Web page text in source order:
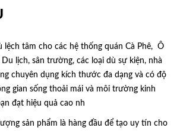
lệch tâm cho các hệ thống quán Cà Phê, Ô
lịch, sân trường, các loại dù sự kiện, nhà
chuyên dụng kích thước đa dạng và có độ
gian sống thoải mái và môi trường kinh
đạt hiệu quả cao nh
sản phẩm là hàng đầu để tạo uy tín cho